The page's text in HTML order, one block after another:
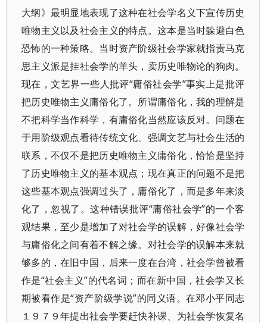
大纲》最明显地表现了这种在社会学名义下宣传历史
唯物主义以及社会主义的特点。这本是当时躲避白色
恐怖的一种策略。当时资产阶级社会学家就指责马克
思主义派是挂社会学的羊头，卖历史唯物论的狗肉。
现在，文艺界一些人批评“庸俗社会学”事实上是批评
把历史唯物主义庸俗化了。所谓庸俗化，我的理解是
不把科学当作科学，有庸俗化当然应该反对。问题在
于用阶级观点看待传统文化、强调文艺与社会生活的
联系，不仅不是把历史唯物主义庸俗化，恰恰是坚持
了历史唯物主义的基本观点；现在真正的问题不是把
这些基本观点强调过头了，庸俗化了，而是多年来淡
化了，忽视了。这种错误批评“庸俗社会学”的一个客
观结果，至少是增加了对社会学的误解，好像社会学
与庸俗化之间有着不解之缘。对社会学的误解本来就
够多的，在旧中国，后来一度在台湾，社会学曾被看
作是“社会主义”的代名词；而在新中国，社会学又长
期被看作是“资产阶级学说”的同义语。在邓小平同志
１９７９年提出社会学要赶快补课、为社会学恢复名